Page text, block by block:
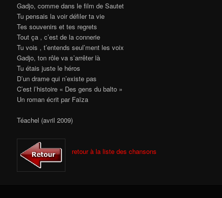
Gadjo, comme dans le film de Sautet
Tu pensais la voir défiler ta vie
Tes souvenirs et tes regrets
Tout ça , c’est de la connerie
Tu vois , t’entends seul’ment les voix
Gadjo, ton rôle va s’arrêter là
Tu étais juste le héros
D’un drame qui n’existe pas
C’est l’histoire « Des gens du balto »
Un roman écrit par Faïza
Téachel (avril 2009)
retour à la liste des chansons